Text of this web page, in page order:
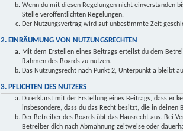
Wenn du mit diesen Regelungen nicht einverstanden
Stelle veröffentlichten Regelungen.
Der Nutzungsvertrag wird auf unbestimmte Zeit
2. EINRÄUMUNG VON NUTZUNGSRECHTEN
Mit dem Erstellen eines Beitrags erteilst du dem
Rahmen des Boards zu nutzen.
Das Nutzungsrecht nach Punkt 2, Unterpunkt a bleibt
3. PFLICHTEN DES NUTZERS
Du erklärst mit der Erstellung eines Beitrags, dass er
insbesondere, dass du das Recht besitzt, die in
Der Betreiber des Boards übt das Hausrecht aus. Bei
Betreiber dich nach Abmahnung zeitweise oder